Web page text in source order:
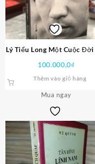
Lý Tiểu Long Một Cuộc Đời
100.000,0₫
Thêm vào giỏ hàng
Mua ngay